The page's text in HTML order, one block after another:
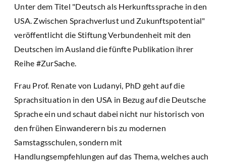
Unter dem Titel "Deutsch als Herkunftssprache in den
USA. Zwischen Sprachverlust und Zukunftspotential"
veröffentlicht die Stiftung Verbundenheit mit den
Deutschen im Ausland die fünfte Publikation ihrer
Reihe #ZurSache.
Frau Prof. Renate von Ludanyi, PhD geht auf die
Sprachsituation in den USA in Bezug auf die Deutsche
Sprache ein und schaut dabei nicht nur historisch von
den frühen Einwanderern bis zu modernen
Samstagsschulen, sondern mit
Handlungsempfehlungen auf das Thema, welches auch